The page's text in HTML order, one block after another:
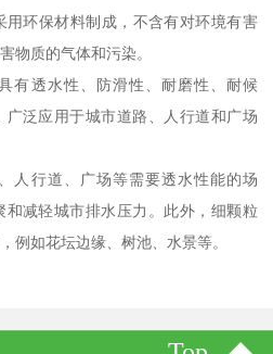
用环保材料制成，不含有对环境有害
物质的气体和污染。
有透水性、防滑性、耐磨性、耐候
泛应用于城市道路、人行道和广场
人行道、广场等需要透水性能的场
减轻城市排水压力。此外，细颗粒
例如花坛边缘、树池、水景等。